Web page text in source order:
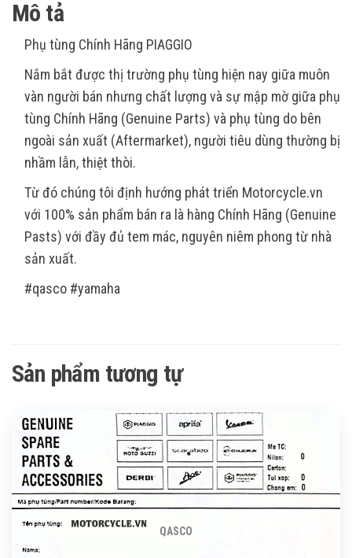
Mô tả
Phụ tùng Chính Hãng PIAGGIO
Nắm bắt được thị trường phụ tùng hiện nay giữa muôn
vàn người bán nhưng chất lượng và sự mập mờ giữa phụ
tùng Chính Hãng (Genuine Parts) và phụ tùng do bên
ngoài sản xuất (Aftermarket), người tiêu dùng thường bị
nhầm lẫn, thiệt thòi.
Từ đó chúng tôi định hướng phát triển Motorcycle.vn
với 100% sản phẩm bán ra là hàng Chính Hãng (Genuine
Pasts) với đầy đủ tem mác, nguyên niêm phong từ nhà
sản xuất.
#qasco #yamaha
Sản phẩm tương tự
QASCO